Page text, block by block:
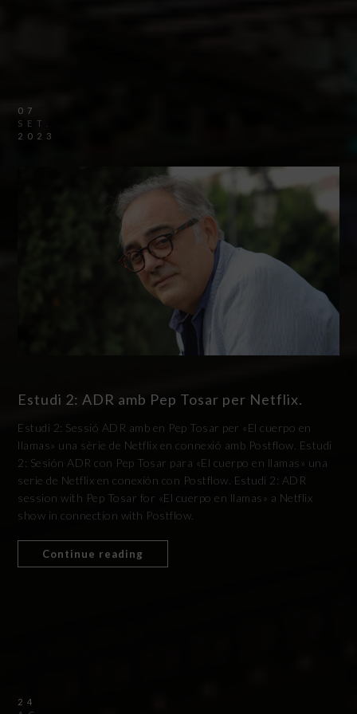
07
SET.
2023
Estudi 2: ADR amb Pep Tosar per Netflix.
Estudi 2: Sessió ADR amb en Pep Tosar per «El cuerpo en
llamas» una sèrie de Netflix en connexió amb Postflow. Estudi
2: Sesión ADR con Pep Tosar para «El cuerpo en llamas» una
serie de Netflix en conexión con Postflow. Estudi 2: ADR
session with Pep Tosar for «El cuerpo en llamas» a Netflix
show in connection with Postflow.
Continue reading
24